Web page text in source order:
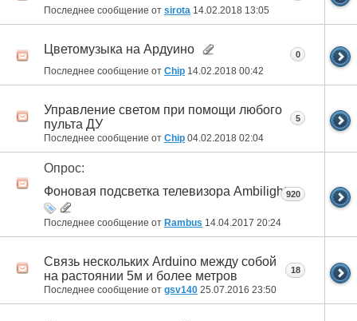
Последнее сообщение от sirota 14.02.2018 13:05
Цветомузыка на Ардуино
Последнее сообщение от Chip 14.02.2018 00:42
0
Управление светом при помощи любого
пульта ДУ
Последнее сообщение от Chip 04.02.2018 02:04
5
Опрос:
Фоновая подсветка телевизора Ambilight
Последнее сообщение от Rambus 14.04.2017 20:24
920
Связь нескольких Arduino между собой
на растоянии 5м и более метров
Последнее сообщение от gsv140 25.07.2016 23:50
18